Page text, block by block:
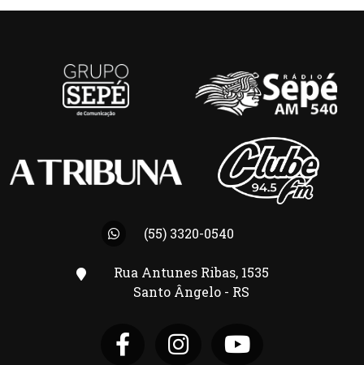
(55) 3320-0540
Rua Antunes Ribas, 1535
Santo Ângelo - RS